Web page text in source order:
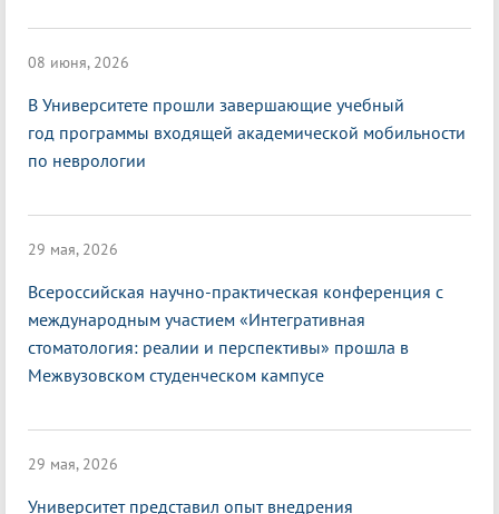
08 июня, 2026
В Университете прошли завершающие учебный
год программы входящей академической мобильности
по неврологии
29 мая, 2026
Всероссийская научно-практическая конференция с
международным участием «Интегративная
стоматология: реалии и перспективы» прошла в
Межвузовском студенческом кампусе
29 мая, 2026
Университет представил опыт внедрения